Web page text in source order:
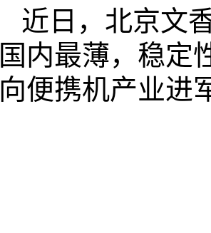
近日，北京文
国内最薄，稳定
向便携机产业进